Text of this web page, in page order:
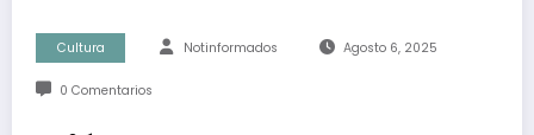
Cultura Notinformados Agosto 6, 2025
0 Comentarios